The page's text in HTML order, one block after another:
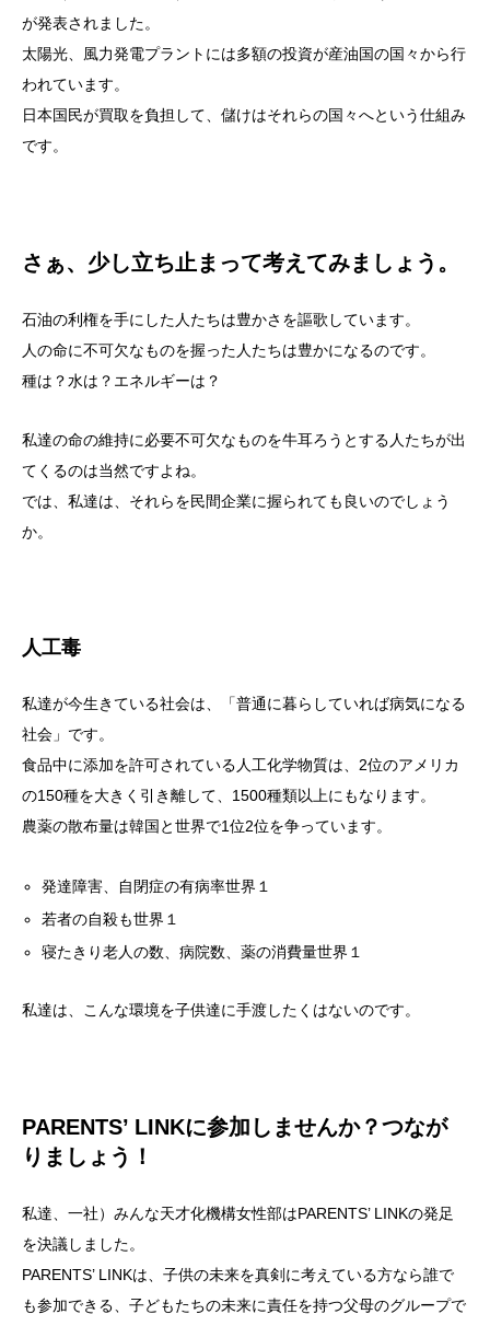
が発表されました。
太陽光、風力発電プラントには多額の投資が産油国の国々から行
われています。
日本国民が買取を負担して、儲けはそれらの国々へという仕組み
です。
さぁ、少し立ち止まって考えてみましょう。
石油の利権を手にした人たちは豊かさを謳歌しています。
人の命に不可欠なものを握った人たちは豊かになるのです。
種は？水は？エネルギーは？
私達の命の維持に必要不可欠なものを牛耳ろうとする人たちが出
てくるのは当然ですよね。
では、私達は、それらを民間企業に握られても良いのでしょう
か。
人工毒
私達が今生きている社会は、「普通に暮らしていれば病気になる
社会」です。
食品中に添加を許可されている人工化学物質は、2位のアメリカ
の150種を大きく引き離して、1500種類以上にもなります。
農薬の散布量は韓国と世界で1位2位を争っています。
発達障害、自閉症の有病率世界１
若者の自殺も世界１
寝たきり老人の数、病院数、薬の消費量世界１
私達は、こんな環境を子供達に手渡したくはないのです。
PARENTS’ LINKに参加しませんか？つなが
りましょう！
私達、一社）みんな天才化機構女性部はPARENTS’ LINKの発足
を決議しました。
PARENTS’ LINKは、子供の未来を真剣に考えている方なら誰で
も参加できる、子どもたちの未来に責任を持つ父母のグループで